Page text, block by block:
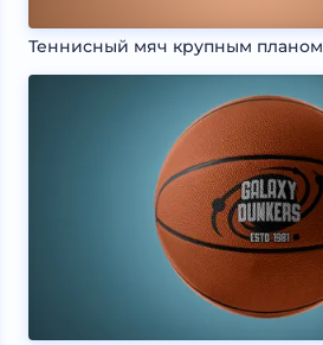
Теннисный мяч крупным планом